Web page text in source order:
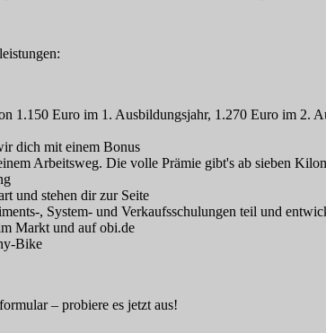
1.150 Euro im 1. Ausbildungsjahr, 1.270 Euro im 2.
dich mit einem Bonus
Arbeitsweg. Die volle Prämie gibt's ab sieben
und stehen dir zur Seite
, System- und Verkaufsschulungen teil und
Markt und auf obi.de
Bike
– probiere es jetzt aus!